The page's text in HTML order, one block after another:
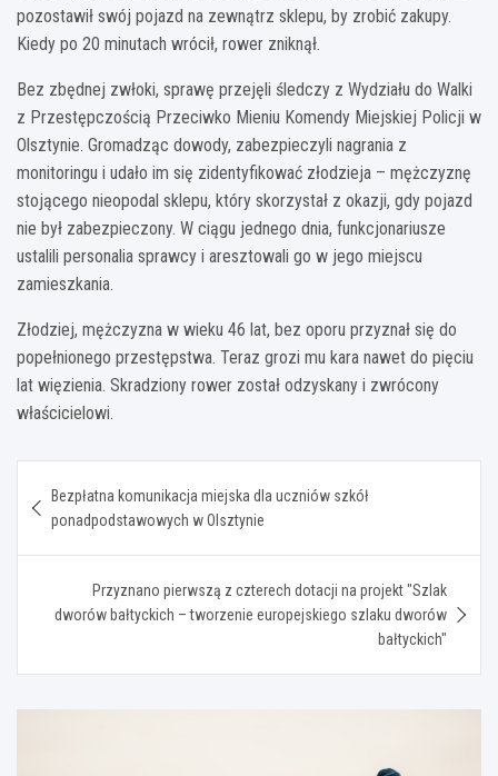
pozostawił swój pojazd na zewnątrz sklepu, by zrobić zakupy.
Kiedy po 20 minutach wrócił, rower zniknął.
Bez zbędnej zwłoki, sprawę przejęli śledczy z Wydziału do Walki
z Przestępczością Przeciwko Mieniu Komendy Miejskiej Policji w
Olsztynie. Gromadząc dowody, zabezpieczyli nagrania z
monitoringu i udało im się zidentyfikować złodzieja – mężczyznę
stojącego nieopodal sklepu, który skorzystał z okazji, gdy pojazd
nie był zabezpieczony. W ciągu jednego dnia, funkcjonariusze
ustalili personalia sprawcy i aresztowali go w jego miejscu
zamieszkania.
Złodziej, mężczyzna w wieku 46 lat, bez oporu przyznał się do
popełnionego przestępstwa. Teraz grozi mu kara nawet do pięciu
lat więzienia. Skradziony rower został odzyskany i zwrócony
właścicielowi.
wpisu
Bezpłatna komunikacja miejska dla uczniów szkół
ponadpodstawowych w Olsztynie
Przyznano pierwszą z czterech dotacji na projekt "Szlak
dworów bałtyckich – tworzenie europejskiego szlaku dworów
bałtyckich"